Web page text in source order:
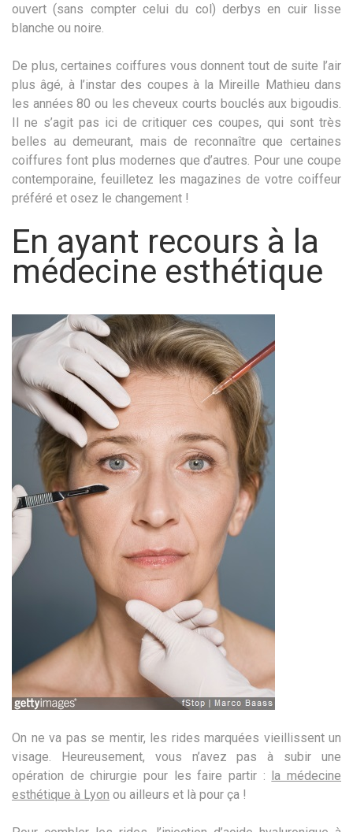
ouvert (sans compter celui du col) derbys en cuir lisse
blanche ou noire.
De plus, certaines coiffures vous donnent tout de suite l’air
plus âgé, à l’instar des coupes à la Mireille Mathieu dans
les années 80 ou les cheveux courts bouclés aux bigoudis.
Il ne s’agit pas ici de critiquer ces coupes, qui sont très
belles au demeurant, mais de reconnaître que certaines
coiffures font plus modernes que d’autres. Pour une coupe
contemporaine, feuilletez les magazines de votre coiffeur
préféré et osez le changement !
En ayant recours à la
médecine esthétique
On ne va pas se mentir, les rides marquées vieillissent un
visage. Heureusement, vous n’avez pas à subir une
opération de chirurgie pour les faire partir : la médecine
esthétique à Lyon ou ailleurs et là pour ça !